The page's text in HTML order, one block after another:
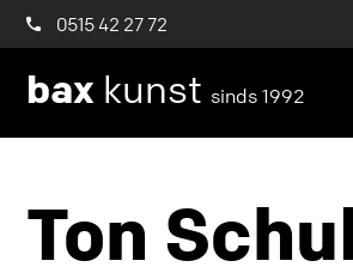
0515 42 27 72
bax kunst sinds 1992
Ton